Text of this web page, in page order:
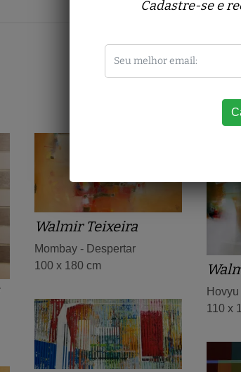
Walmir Teixeira
Mombay - Despertar
100 x 180 cm
Hovyu
110 x
Cadastre-se e